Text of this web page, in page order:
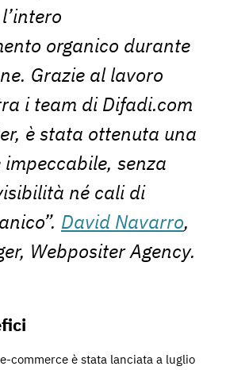
organico durante
Grazie al lavoro
i team di Difadi.com
è stata ottenuta una
senza
né cali di
David Navarro,
Webpositer Agency.
commerce è stata lanciata a luglio